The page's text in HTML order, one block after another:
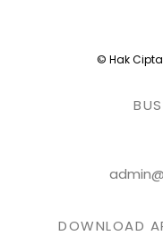
© Hak
DOWNLOAD